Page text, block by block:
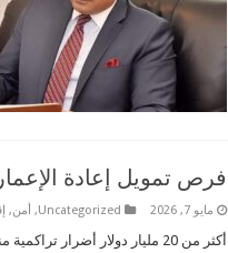
فرص تمويل إعادة
مايو 7, 2026 Uncategorized
, أمن,